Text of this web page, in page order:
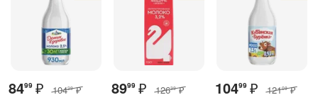
8499 ₽ 10429 ₽ 8999 ₽ 12639 ₽ 10499 ₽ 12109 ₽